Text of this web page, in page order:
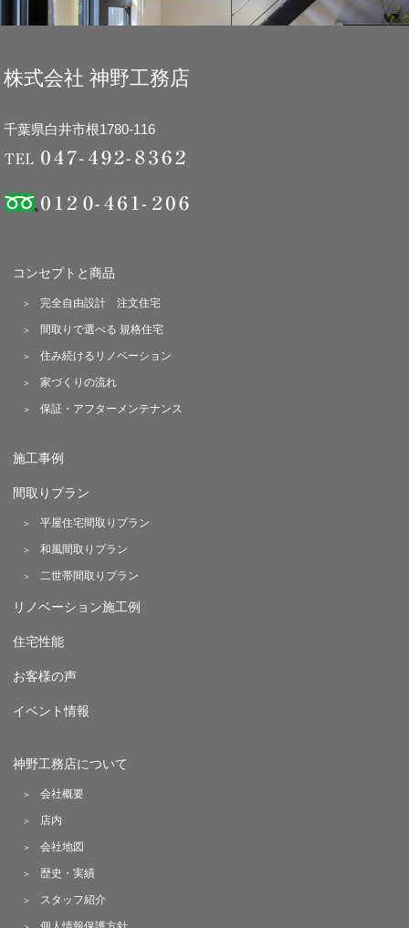
株式会社 神野工務店
千葉県白井市根1780-116
コンセプトと商品
完全自由設計 注文住宅
間取りで選べる 規格住宅
住み続けるリノベーション
家づくりの流れ
保証・アフターメンテナンス
施工事例
間取りプラン
平屋住宅間取りプラン
和風間取りプラン
二世帯間取りプラン
リノベーション施工例
住宅性能
お客様の声
イベント情報
神野工務店について
会社概要
店内
会社地図
歴史・実績
スタッフ紹介